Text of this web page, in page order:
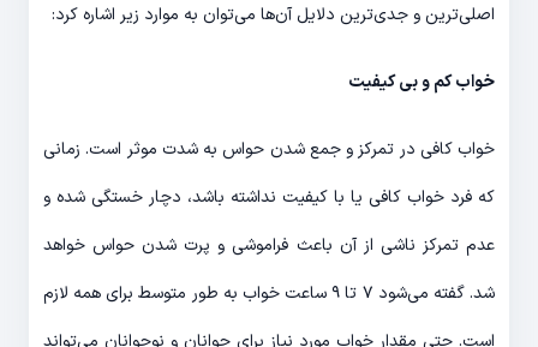
اصلی‌ترین و جدی‌ترین دلایل آن‌ها می‌توان به موارد زیر اشاره کرد:
خواب کم و بی کیفیت
خواب کافی در تمرکز و جمع شدن حواس به شدت موثر است. زمانی
که فرد خواب کافی یا با کیفیت نداشته باشد، دچار خستگی شده و
عدم تمرکز ناشی از آن باعث فراموشی و پرت شدن حواس خواهد
شد. گفته می‌شود ۷ تا ۹ ساعت خواب به طور متوسط برای همه لازم
است. حتی مقدار خواب مورد نیاز برای جوانان و نوجوانان می‌تواند